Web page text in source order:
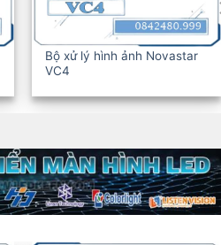
Bộ xử lý hình ảnh Novastar
VC10